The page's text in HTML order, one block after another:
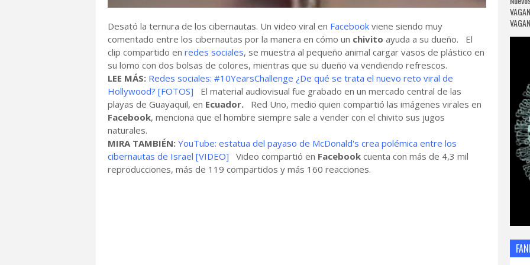
Desató la ternura de los cibernautas. Un video viral en Facebook viene siendo muy
comentado entre los cibernautas por la manera en cómo un chivito ayuda a su dueño. El
clip compartido en redes sociales, se muestra al pequeño animal cargar vasos de plástico en
su lomo con dos bolsas de colores, mientras que su dueño va vendiendo refrescos.
LEE MÁS: Redes sociales: #10YearsChallenge ¿De qué se trata el nuevo reto viral de
Hollywood? [FOTOS] El material audiovisual fue grabado en un mercado central de las
playas de Guayaquil, en Ecuador. Red Uno, medio quien compartió las imágenes virales en
Facebook, menciona que el hombre siempre sale a vender con el chivito sus jugos
naturales.
MIRA TAMBIÉN: YouTube: estatua del payaso de McDonald's crea polémica entre los
cibernautas de Israel [VIDEO] Video compartió en Facebook cuenta con más de 4,3 mil
reproducciones, más de 119 compartidos y más 160 reacciones.